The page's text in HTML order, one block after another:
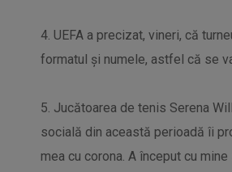
4. UEFA a precizat, vineri, că
formatul şi numele, astfel că se
5. Jucătoarea de tenis Serena
socială din această perioadă îi
mea cu corona. A început cu